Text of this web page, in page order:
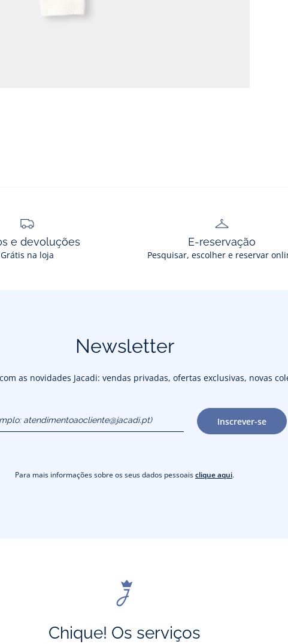
e devoluções
Grátis na loja
E-reservação
Pesquisar, escolher e reservar
Newsletter
as novidades Jacadi: vendas privadas, ofertas exclusivas, novas
Inscrever-se
Para mais informações sobre os seus dados pessoaisclique aqui.
Chique! Os serviços